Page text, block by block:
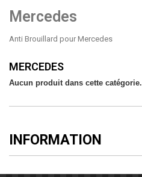
Mercedes
Anti Brouillard pour Mercedes
MERCEDES
Aucun produit dans cette catégorie.
INFORMATION